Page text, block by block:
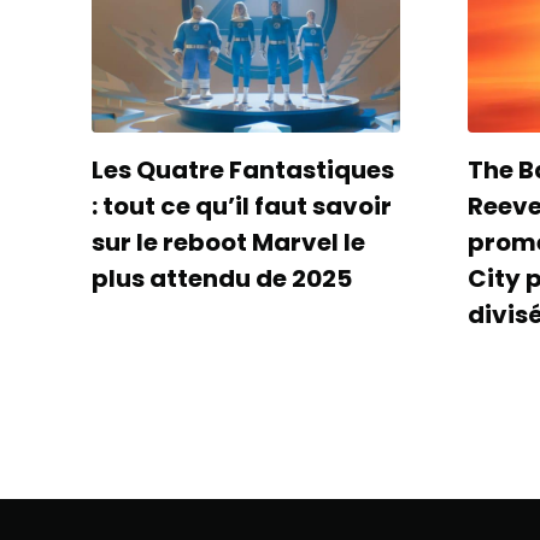
Les Quatre Fantastiques
: tout ce qu’il faut savoir
sur le reboot Marvel le
plus attendu de 2025
The
City